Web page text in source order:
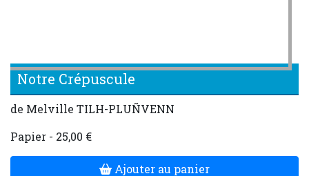
Notre Crépuscule
de Melville TILH-PLUÑVENN
Papier - 25,00 €
Ajouter au panier